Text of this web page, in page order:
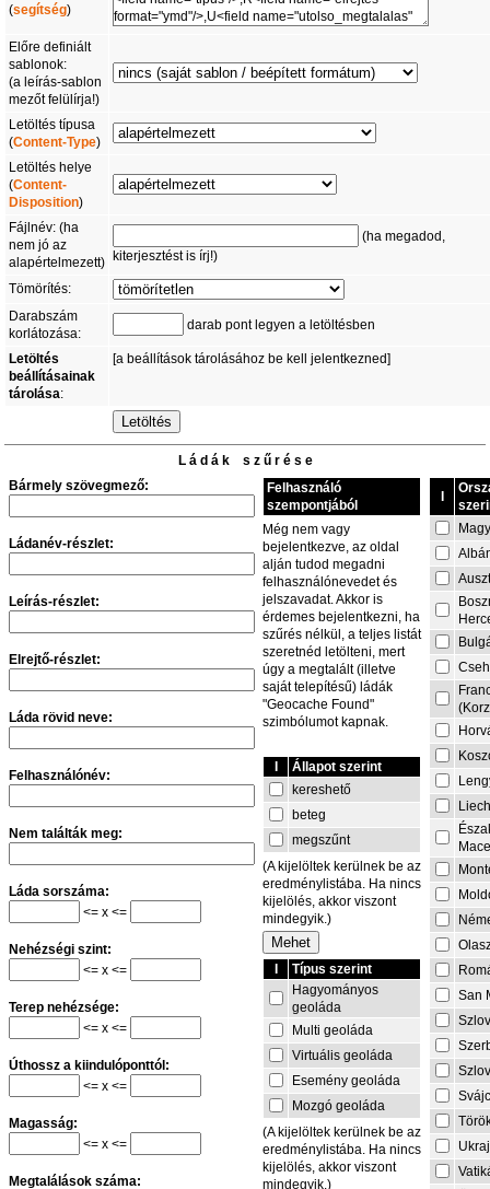
(segítség)
Előre definiált
sablonok:
(a leírás-sablon
mezőt felülírja!)
Letöltés típusa
(Content-Type)
Letöltés helye
(Content-
Disposition)
Fájlnév: (ha
nem jó az
alapértelmezett)
(ha megadod,
kiterjesztést is írj!)
Tömörítés:
Darabszám
korlátozása:
darab pont legyen a letöltésben
Letöltés
beállításainak
tárolása:
[a beállítások tárolásához be kell jelentkezned]
L á d á k s z ű r é s e
Bármely szövegmező:
Ládanév-részlet:
Leírás-részlet:
Elrejtő-részlet:
Láda rövid neve:
Felhasználónév:
Nem találták meg:
Láda sorszáma:
<= x <=
Nehézségi szint:
<= x <=
Terep nehézsége:
<= x <=
Úthossz a kiindulóponttól:
<= x <=
Magasság:
<= x <=
Megtalálások száma:
Felhasználó
szempontjából
Még nem vagy
bejelentkezve, az oldal
alján tudod megadni
felhasználónevedet és
jelszavadat. Akkor is
érdemes bejelentkezni, ha
szűrés nélkül, a teljes listát
szeretnéd letölteni, mert
úgy a megtalált (illetve
saját telepítésű) ládák
"Geocache Found"
szimbólumot kapnak.
Állapot szerint
kereshető
beteg
megszűnt
(A kijelöltek kerülnek be az
eredménylistába. Ha nincs
kijelölés, akkor viszont
mindegyik.)
Típus szerint
Hagyományos
geoláda
Multi geoláda
Virtuális geoláda
Esemény geoláda
Mozgó geoláda
(A kijelöltek kerülnek be az
eredménylistába. Ha nincs
kijelölés, akkor viszont
mindegyik.)
San